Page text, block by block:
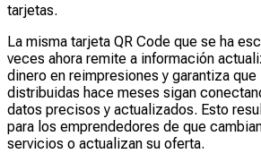
tarjetas.
La misma tarjeta QR Code que se ha
veces ahora remite a información
dinero en reimpresiones y garantiza que
distribuidas hace meses sigan
datos precisos y actualizados. Esto
para los emprendedores de que
servicios o actualizan su oferta.